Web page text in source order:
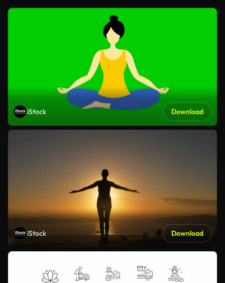
iStock Download
iStock Download